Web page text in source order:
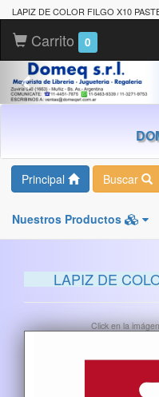
LAPIZ DE COLOR FILGO X10
Carrito 0
Principal Buscar
Nuestros Productos
LAPIZ DE
Click en la